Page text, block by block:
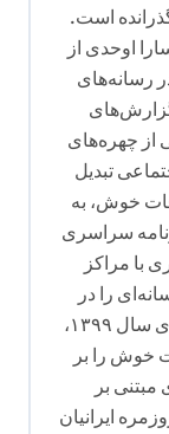
است.
اوحدی از
رسانه‌های
گزارش‌های
از چهره‌های
تبدیل
خوش، به
سراسری
با مراکز
را در
کارنامه خود ثبت کرده است. وی از ابتدای سال ۱۳۹۹،
خوش را بر
بر
ایرانیان